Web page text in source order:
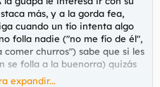
más, y a la gorda fea,
cuando un tío intenta algo
folla nadie ("no me fío de él",
churros") sabe que si les
se folla a la buenorra) quizás
expandir...